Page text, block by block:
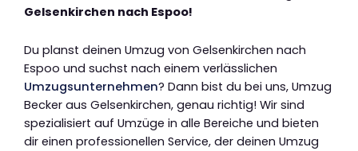
Gelsenkirchen nach Espoo!
Du planst deinen Umzug von Gelsenkirchen nach
Espoo und suchst nach einem verlässlichen
Umzugsunternehmen? Dann bist du bei uns, Umzug
Becker aus Gelsenkirchen, genau richtig! Wir sind
spezialisiert auf Umzüge in alle Bereiche und bieten
dir einen professionellen Service, der deinen Umzug